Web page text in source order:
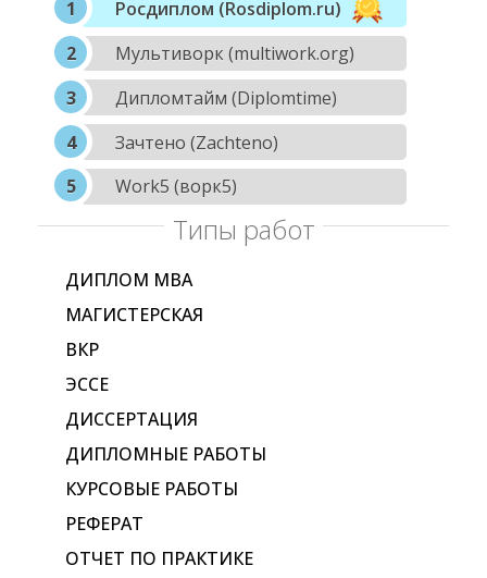
Росдиплом (Rosdiplom.ru)
Мультиворк (multiwork.org)
Дипломтайм (Diplomtime)
Зачтено (Zachteno)
Work5 (ворк5)
Типы работ
ДИПЛОМ МВА
МАГИСТЕРСКАЯ
ВКР
ЭССЕ
ДИССЕРТАЦИЯ
ДИПЛОМНЫЕ РАБОТЫ
КУРСОВЫЕ РАБОТЫ
РЕФЕРАТ
ОТЧЕТ ПО ПРАКТИКЕ